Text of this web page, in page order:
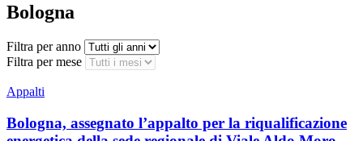
Bologna
Filtra per anno
Filtra per mese
Appalti
Bologna, assegnato l’appalto per la riqualificazione